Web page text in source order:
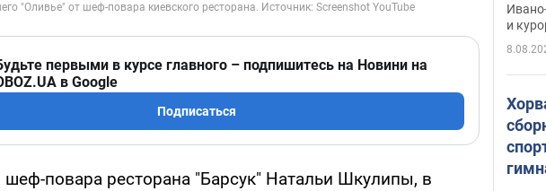
первыми в курсе главного – подпишитесь на Новини на
в Google
Подписаться
повара ресторана "Барсук" Натальи Шкулипы, в
и